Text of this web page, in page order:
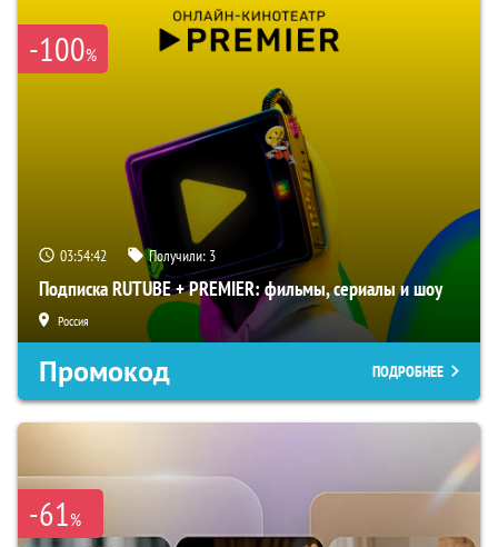
-100%
03:54:41 Получили: 3
Подписка RUTUBE + PREMIER: фильмы, сериалы и шоу
Россия
Промокод ПОДРОБНЕЕ
-61%